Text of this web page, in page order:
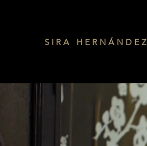
SIRA HERNÁNDEZ